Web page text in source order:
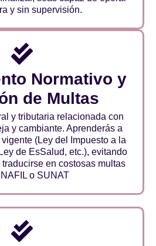
y sin supervisión.
Normativo y
de Multas
y tributaria relacionada con
y cambiante. Aprenderás a
(Ley del Impuesto a la
de EsSalud, etc.), evitando
en costosas multas
o SUNAT